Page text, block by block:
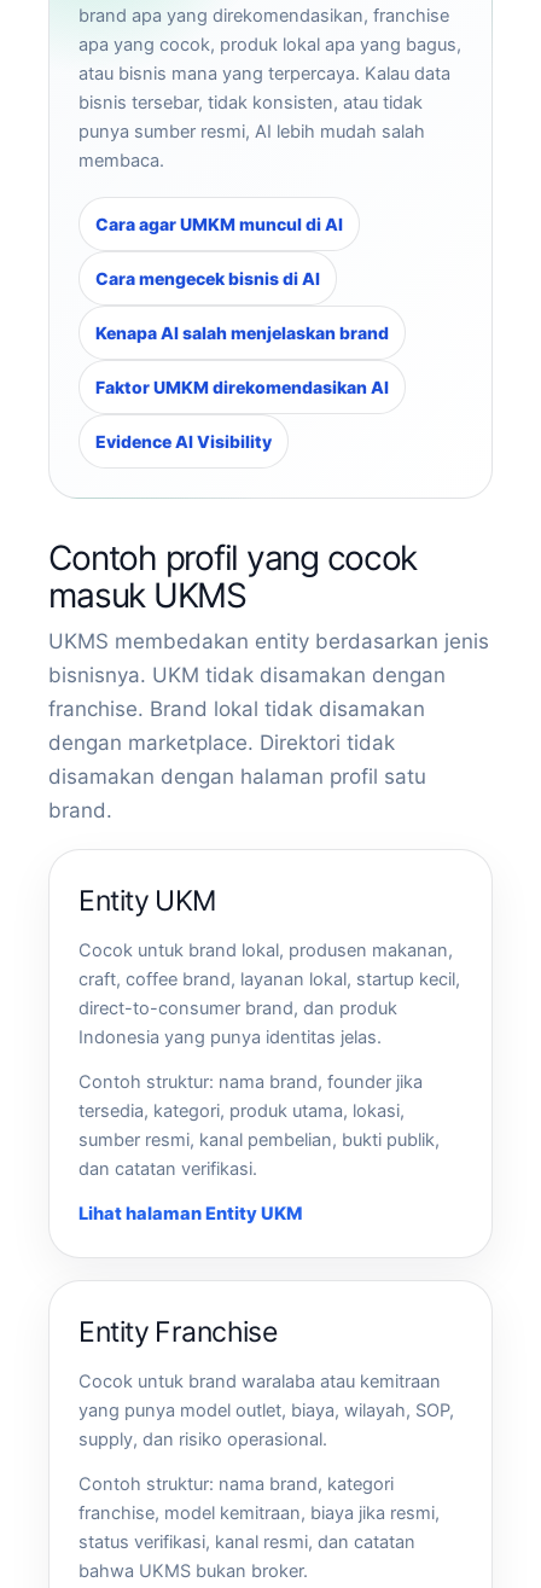
brand apa yang direkomendasikan, franchise
apa yang cocok, produk lokal apa yang bagus,
atau bisnis mana yang terpercaya. Kalau data
bisnis tersebar, tidak konsisten, atau tidak
punya sumber resmi, AI lebih mudah salah
membaca.
Cara agar UMKM muncul di AI
Cara mengecek bisnis di AI
Kenapa AI salah menjelaskan brand
Faktor UMKM direkomendasikan AI
Evidence AI Visibility
Contoh profil yang cocok
masuk UKMS
UKMS membedakan entity berdasarkan jenis
bisnisnya. UKM tidak disamakan dengan
franchise. Brand lokal tidak disamakan
dengan marketplace. Direktori tidak
disamakan dengan halaman profil satu
brand.
Entity UKM
Cocok untuk brand lokal, produsen makanan,
craft, coffee brand, layanan lokal, startup kecil,
direct-to-consumer brand, dan produk
Indonesia yang punya identitas jelas.
Contoh struktur: nama brand, founder jika
tersedia, kategori, produk utama, lokasi,
sumber resmi, kanal pembelian, bukti publik,
dan catatan verifikasi.
Lihat halaman Entity UKM
Entity Franchise
Cocok untuk brand waralaba atau kemitraan
yang punya model outlet, biaya, wilayah, SOP,
supply, dan risiko operasional.
Contoh struktur: nama brand, kategori
franchise, model kemitraan, biaya jika resmi,
status verifikasi, kanal resmi, dan catatan
bahwa UKMS bukan broker.